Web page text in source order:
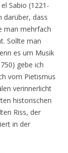
Sabio (1221-
darüber, dass
man mehrfach
Sollte man
es um Musik
gebe ich
vom Pietismus
verinnerlicht
historischen
Riss, der
in der